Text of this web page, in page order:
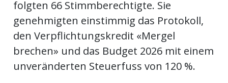
folgten 66 Stimmberechtigte. Sie
genehmigten einstimmig das Protokoll,
den Verpflichtungskredit «Mergel
brechen» und das Budget 2026 mit einem
unveränderten Steuerfuss von 120 %.